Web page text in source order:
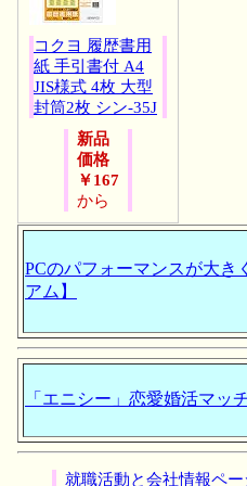
コクヨ 履歴書用
紙 手引書付 A4
JIS様式 4枚 大型
封筒2枚 シン-35J
新品
価格
￥167
から
PCのパフォーマンスが大き
アム】
「エニシー」恋愛婚活マッ
就職活動と会社情報ペ